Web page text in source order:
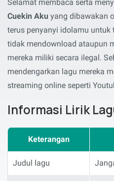
Selamat membaca serta
Cuekin Aku yang dibawakan
terus penyanyi idolamu untuk
tidak mendownload ataupun
mereka miliki secara ilegal.
mendengarkan lagu mereka
streaming online seperti
Informasi Lirik
Keterangan
Judul lagu